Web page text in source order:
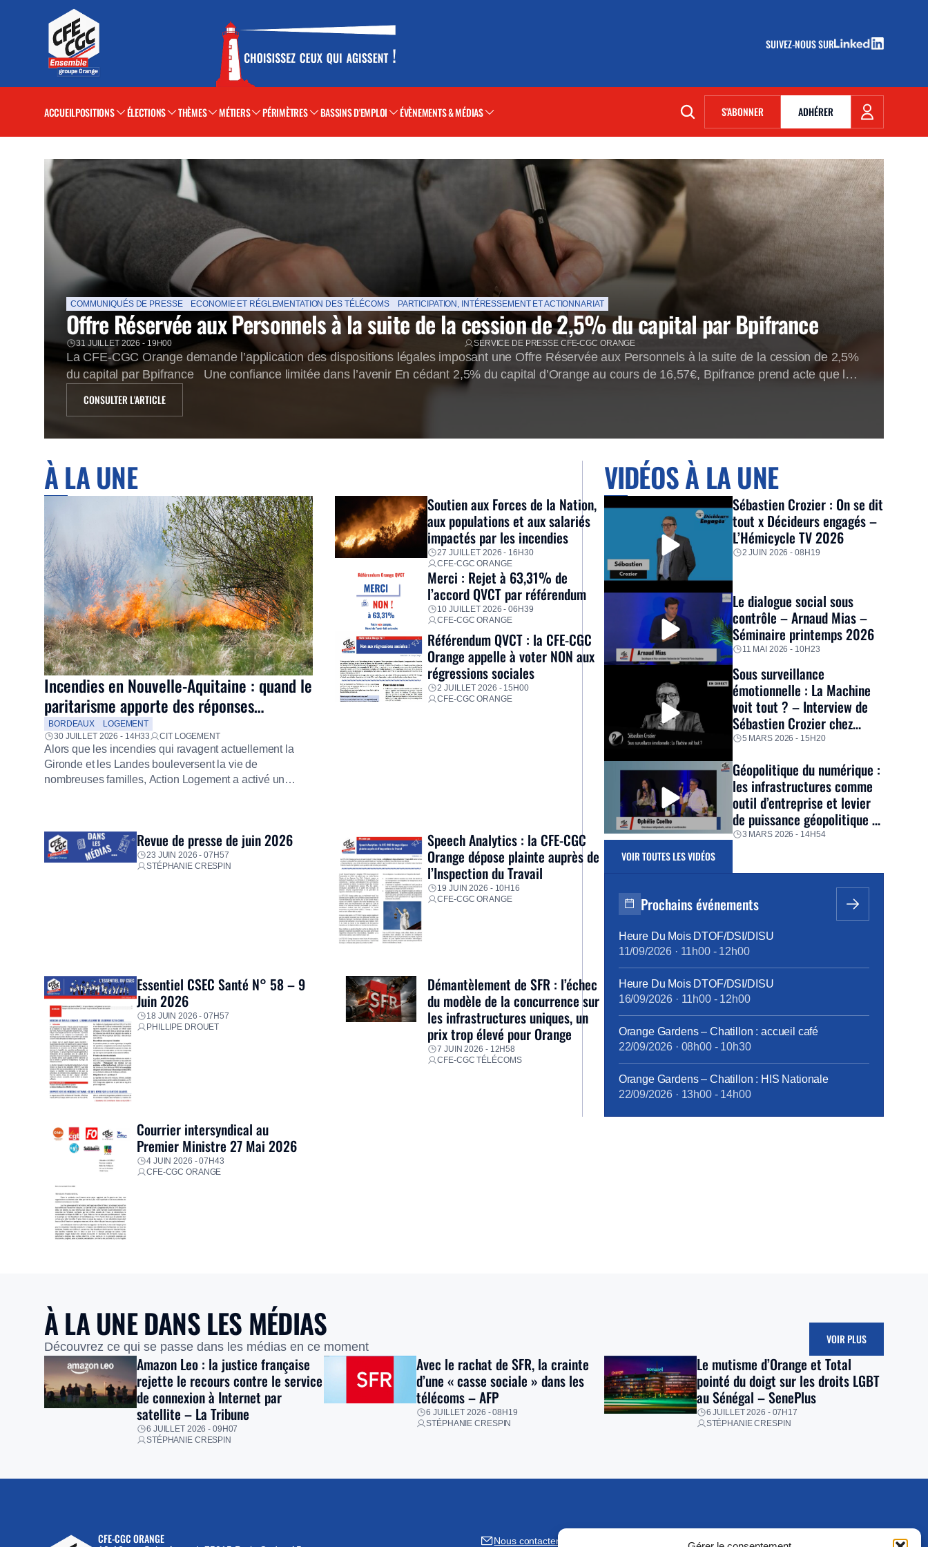
SUIVEZ-NOUS SUR
(NOUVELLE FENÊTRE)
ACCUEILPOSITIONS ÉLECTIONS THÈMES MÉTIERS PÉRIMÈTRES BASSINS D'EMPLOI ÉVÈNEMENTS & MÉDIAS S'ABONNER(NOUVELLE FENÊTRE)
ADHÉRER
COMMUNIQUÉS DE PRESSE ECONOMIE ET RÉGLEMENTATION DES TÉLÉCOMS PARTICIPATION, INTÉRESSEMENT ET ACTIONNARIAT
Offre Réservée aux Personnels à la suite de la cession de 2,5% du capital par Bpifrance
31 JUILLET 2026 - 19H00 SERVICE DE PRESSE CFE-CGC ORANGE
La CFE-CGC Orange demande l’application des dispositions légales imposant une Offre Réservée aux Personnels à la suite de la cession de 2,5%
du capital par Bpifrance Une confiance limitée dans l’avenir En cédant 2,5% du capital d’Orange au cours de 16,57€, Bpifrance prend acte que le
CONSULTER L'ARTICLE
À LA UNE
Incendies en Nouvelle-Aquitaine : quand le
paritarisme apporte des réponses
concrètes aux salariés
BORDEAUX
LOGEMENT
30 JUILLET 2026 - 14H33
CIT LOGEMENT
Alors que les incendies qui ravagent actuellement la
Gironde et les Landes bouleversent la vie de
nombreuses familles, Action Logement a activé un
proposer un diagnostic personnalisé, des aides
financières pour faire face aux premières dépenses, […]
Soutien aux Forces de la Nation,
aux populations et aux salariés
impactés par les incendies
27 JUILLET 2026 - 16H30
CFE-CGC ORANGE
Merci : Rejet à 63,31% de
l’accord QVCT par référendum
10 JUILLET 2026 - 06H39
CFE-CGC ORANGE
Référendum QVCT : la CFE-CGC
Orange appelle à voter NON aux
régressions sociales
2 JUILLET 2026 - 15H00
CFE-CGC ORANGE
Revue de presse de juin 2026
23 JUIN 2026 - 07H57
STÉPHANIE CRESPIN
Speech Analytics : la CFE-CGC
Orange dépose plainte auprès de
l’Inspection du Travail
19 JUIN 2026 - 10H16
CFE-CGC ORANGE
Essentiel CSEC Santé N° 58 – 9
Juin 2026
18 JUIN 2026 - 07H57
PHILLIPE DROUET
Démantèlement de SFR : l’échec
du modèle de la concurrence sur
les infrastructures uniques, un
prix trop élevé pour Orange
7 JUIN 2026 - 12H58
CFE-CGC TÉLÉCOMS
Courrier intersyndical au
Premier Ministre 27 Mai 2026
4 JUIN 2026 - 07H43
CFE-CGC ORANGE
VIDÉOS À LA UNE
Sébastien Crozier : On se dit
tout x Décideurs engagés –
L’Hémicycle TV 2026
2 JUIN 2026 - 08H19
Le dialogue social sous
contrôle – Arnaud Mias –
Séminaire printemps 2026
11 MAI 2026 - 10H23
Sous surveillance
émotionnelle : La Machine
voit tout ? – Interview de
Sébastien Crozier chez
Thinkerview
5 MARS 2026 - 15H20
Géopolitique du numérique :
les infrastructures comme
outil d’entreprise et levier
de puissance géopolitique –
Ophélie Coelho – Séminaire
3 MARS 2026 - 14H54
VOIR TOUTES LES VIDÉOS
Prochains événements
Heure Du Mois DTOF/DSI/DISU
11/09/2026 · 11h00- 12h00
Heure Du Mois DTOF/DSI/DISU
16/09/2026 · 11h00- 12h00
Orange Gardens – Chatillon : accueil café
22/09/2026 · 08h00- 10h30
Orange Gardens – Chatillon : HIS Nationale
22/09/2026 · 13h00- 14h00
À LA UNE DANS LES MÉDIAS
Découvrez ce qui se passe dans les médias en ce moment
VOIR PLUS
Amazon Leo : la justice française
rejette le recours contre le service
de connexion à Internet par
satellite – La Tribune
6 JUILLET 2026 - 09H07
STÉPHANIE CRESPIN
Avec le rachat de SFR, la crainte
d’une « casse sociale » dans les
télécoms – AFP
6 JUILLET 2026 - 08H19
STÉPHANIE CRESPIN
Le mutisme d’Orange et Total
pointé du doigt sur les droits LGBT
au Sénégal – SenePlus
6 JUILLET 2026 - 07H17
STÉPHANIE CRESPIN
CFE-CGC ORANGE Nous contacter